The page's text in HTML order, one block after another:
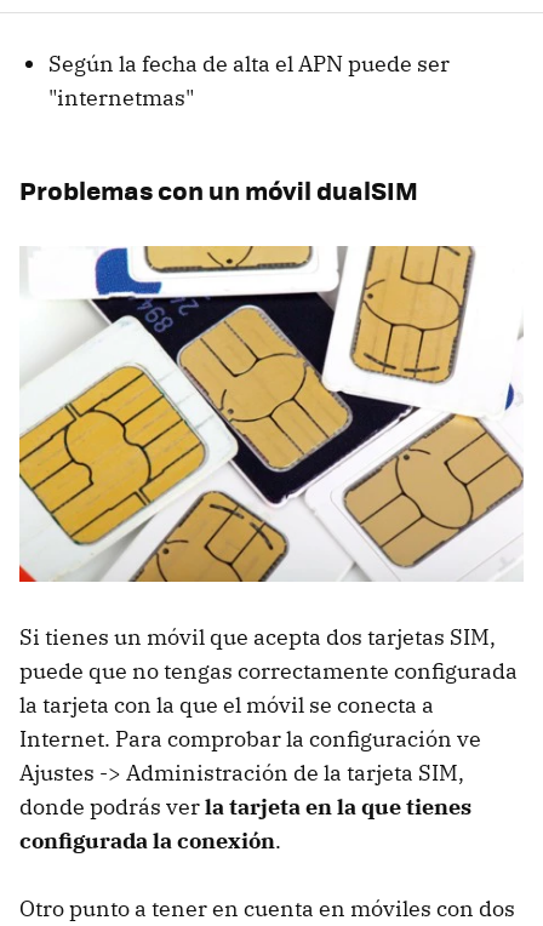
Según la fecha de alta el APN puede ser
"internetmas"
Problemas con un móvil dualSIM
Si tienes un móvil que acepta dos tarjetas SIM,
puede que no tengas correctamente configurada
la tarjeta con la que el móvil se conecta a
Internet. Para comprobar la configuración ve
Ajustes -> Administración de la tarjeta SIM,
donde podrás verla tarjeta en la que tienes
configurada la conexión.
Otro punto a tener en cuenta en móviles con dos